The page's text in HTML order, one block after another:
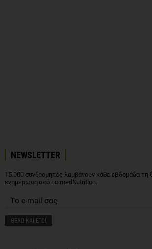
NEWSLETTER
15.000 συνδρομητές λαμβάνουν κάθε εβδομάδα τη
ενημέρωση από το medNutrition.